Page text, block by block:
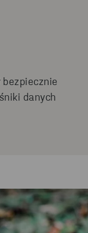
bezpiecznie
danych